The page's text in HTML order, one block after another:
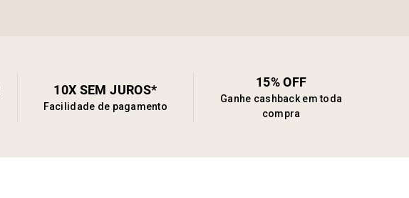
10X SEM JUROS*
Facilidade de pagamento
15% OFF
Ganhe cashback em toda
compra